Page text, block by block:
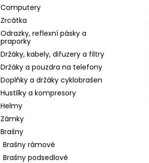
Computery
Zrcátka
Odrazky, reflexní pásky a
praporky
Držáky, kabely, difuzery a filtry
Držáky a pouzdra na telefony
Doplňky a držáky cyklobrašen
Hustilky a kompresory
Helmy
Zámky
Brašny
Brašny rámové
Brašny podsedlové